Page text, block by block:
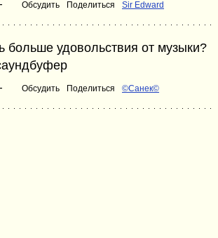
Обсудить Поделиться Sir Edward
больше удовольствия от музыки?
Обсудить Поделиться ©Санек©